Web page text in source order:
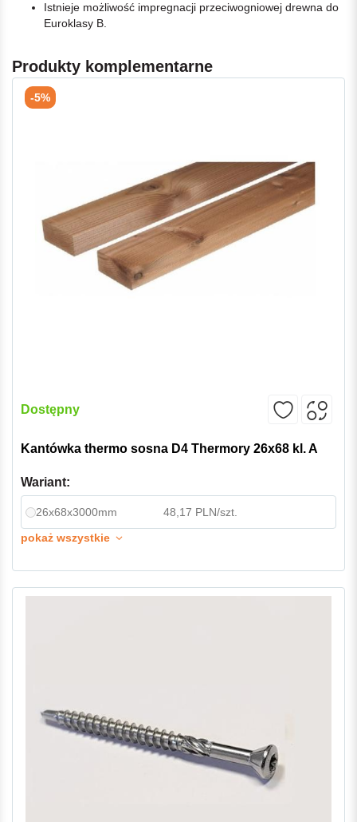
Istnieje możliwość impregnacji przeciwogniowej drewna do
Euroklasy B.
Produkty komplementarne
-5%
Dostępny
Kantówka thermo sosna D4 Thermory 26x68 kl. A
Wariant:
26x68x3000mm
48,17 PLN/szt.
pokaż wszystkie